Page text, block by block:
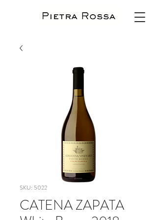
SKU: 5022
CATENA ZAPATA